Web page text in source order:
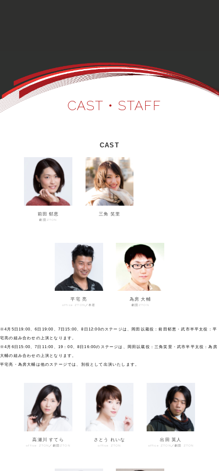
CAST・STAFF
CAST
前田 郁恵
劇団ZTON
三角 笑里
平宅 亮
office ZTON／本若
為房 大輔
劇団ZTON
※4月5日19:00、6日19:00、7日15:00、8日12:00のステージは、岡田以蔵役：前田郁恵・武市半平太役：平
宅亮の組み合わせの上演となります。
※4月6日15:00、7日11:00、19：00、8日16:00のステージは、岡田以蔵役：三角笑里・武市半平太役：為房
大輔の組み合わせの上演となります。
平宅亮・為房大輔は他のステージでは、別役として出演いたします。
高瀬川 すてら
office ZTON／劇団ZTON
さとう れいな
office ZTON
出田 英人
office ZTON／劇団 ZTON